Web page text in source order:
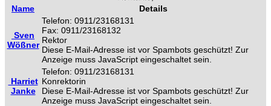
Name
Details
Sven
Wößner
Telefon: 0911/23168131
Fax: 0911/23168132
Rektor
Diese E-Mail-Adresse ist vor Spambots geschützt! Zur
Anzeige muss JavaScript eingeschaltet sein.
Harriet
Janke
Telefon: 0911/23168131
Konrektorin
Diese E-Mail-Adresse ist vor Spambots geschützt! Zur
Anzeige muss JavaScript eingeschaltet sein.